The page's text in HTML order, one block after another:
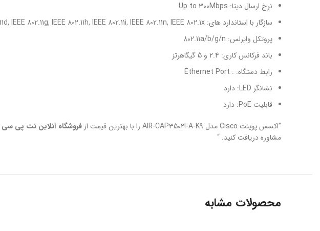
نرخ ارسال دیتا: Up to 300Mbps
سازگار با استاندارد های: IEEE 802.11a, IEEE 802.11b, IEEE 802.11d, IEEE 802.11g, IEEE 802.11h, IEEE 802.11i, IEEE 802.11n, IEEE 802.1x
پروتکل وایرلس: 802.11a/b/g/n
باند فرکانس کاری: 2.4 و 5 گیگاهرتز
رابط دستگاه: : Ethernet Port
نشانگر LED: دارد
قابلیت PoE: دارد
”اکسس پوینت Cisco مدل AIR-CAP3502I-A-K9 را با بهترین قیمت از
فروشگاه آنلاین نت پی سی
مشاوره دریافت کنید. “
محصولات مشابه